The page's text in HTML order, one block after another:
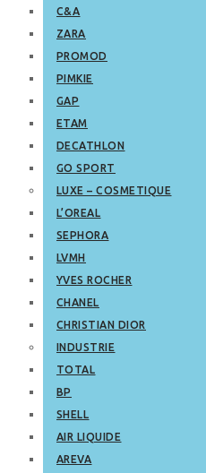
C&A
ZARA
PROMOD
PIMKIE
GAP
ETAM
DECATHLON
GO SPORT
LUXE – COSMETIQUE
L’OREAL
SEPHORA
LVMH
YVES ROCHER
CHANEL
CHRISTIAN DIOR
INDUSTRIE
TOTAL
BP
SHELL
AIR LIQUIDE
AREVA